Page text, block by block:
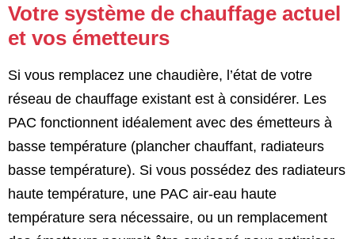
Votre système de chauffage actuel
et vos émetteurs
Si vous remplacez une chaudière, l’état de votre
réseau de chauffage existant est à considérer. Les
PAC fonctionnent idéalement avec des émetteurs à
basse température (plancher chauffant, radiateurs
basse température). Si vous possédez des radiateurs
haute température, une PAC air-eau haute
température sera nécessaire, ou un remplacement